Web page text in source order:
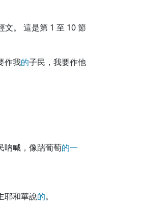
文。 這是第 1 至 10 節
作我的子民，我要作他
吶喊，像踹葡萄的一
耶和華說的。